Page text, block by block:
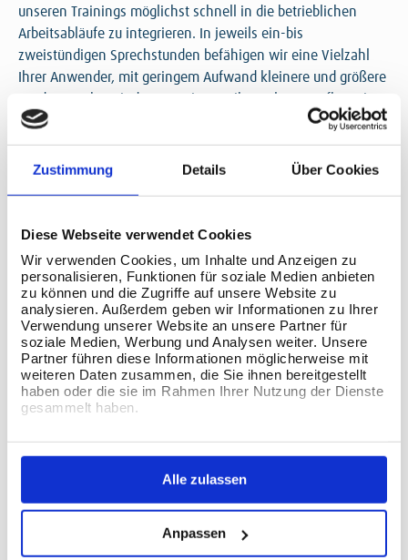
Zustimmung Details Über Cookies
Diese Webseite verwendet Cookies
Wir verwenden Cookies, um Inhalte und Anzeigen zu
personalisieren, Funktionen für soziale Medien anbieten
zu können und die Zugriffe auf unsere Website zu
analysieren. Außerdem geben wir Informationen zu Ihrer
Verwendung unserer Website an unsere Partner für
soziale Medien, Werbung und Analysen weiter. Unsere
Partner führen diese Informationen möglicherweise mit
weiteren Daten zusammen, die Sie ihnen bereitgestellt
haben oder die sie im Rahmen Ihrer Nutzung der Dienste
gesammelt haben.
Alle zulassen
Anpassen
unseren Trainings möglichst schnell in die betrieblichen
Arbeitsabläufe zu integrieren. In jeweils ein-bis
zweistündigen Sprechstunden befähigen wir eine Vielzahl
Ihrer Anwender, mit geringem Aufwand kleinere und größere
vergrößerten Datenkompetenz in vielen Abteilungen
unterstützen wir gerne mit Sprechstunden zu regelmäßigen
Terminen.